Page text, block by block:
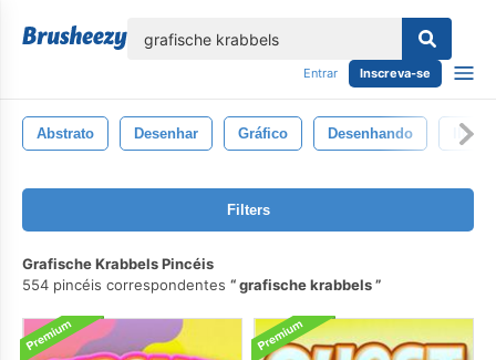
Entrar Inscreva-se
Abstrato Desenhar Gráfico Desenhando
Filters
Grafische Krabbels Pincéis
554 pincéis correspondentes
grafische krabbels